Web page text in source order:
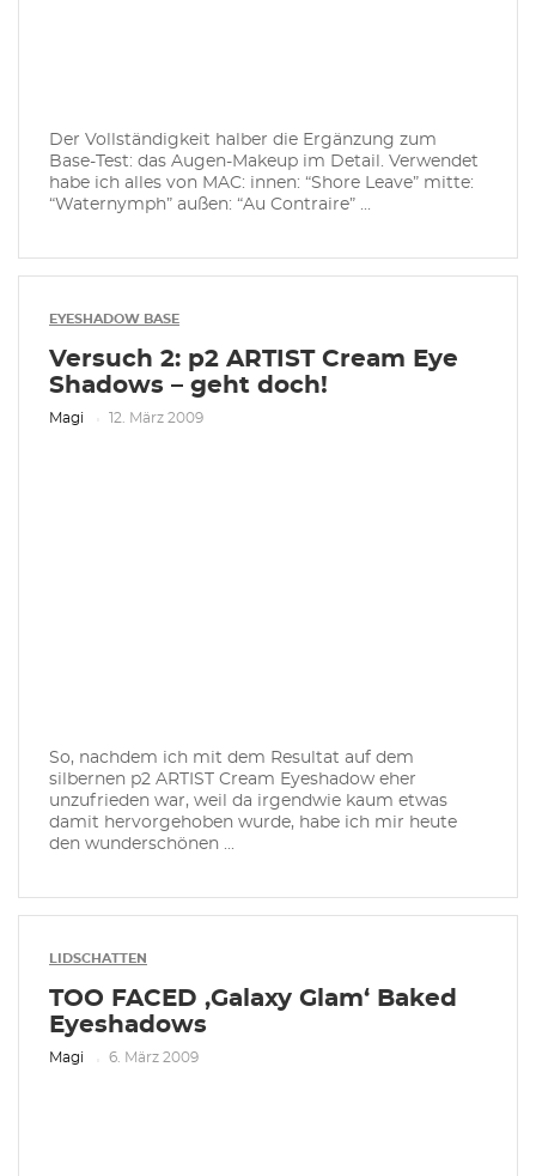
Der Vollständigkeit halber die Ergänzung zum
Base-Test: das Augen-Makeup im Detail. Verwendet
habe ich alles von MAC: innen: “Shore Leave” mitte:
“Waternymph” außen: “Au Contraire” ...
EYESHADOW BASE
Versuch 2: p2 ARTIST Cream Eye
Shadows – geht doch!
Magi 12. März 2009
So, nachdem ich mit dem Resultat auf dem
silbernen p2 ARTIST Cream Eyeshadow eher
unzufrieden war, weil da irgendwie kaum etwas
damit hervorgehoben wurde, habe ich mir heute
den wunderschönen ...
LIDSCHATTEN
TOO FACED ‚Galaxy Glam‘ Baked
Eyeshadows
Magi 6. März 2009